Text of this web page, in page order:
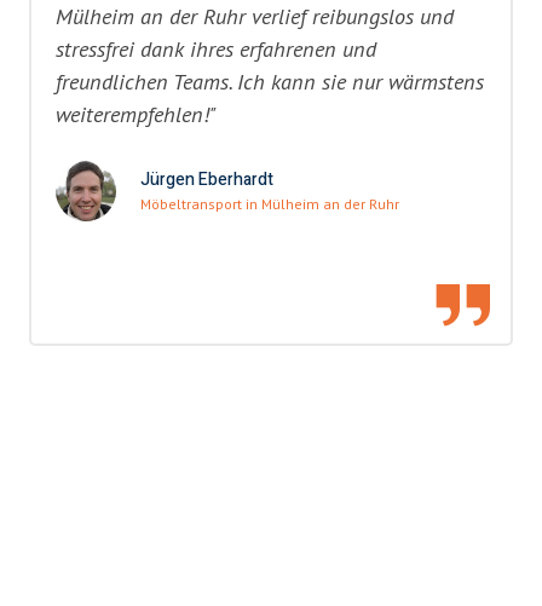
Mülheim an der Ruhr verlief reibungslos und
stressfrei dank ihres erfahrenen und
freundlichen Teams. Ich kann sie nur wärmstens
weiterempfehlen!"
Jürgen Eberhardt
Möbeltransport in Mülheim an der Ruhr